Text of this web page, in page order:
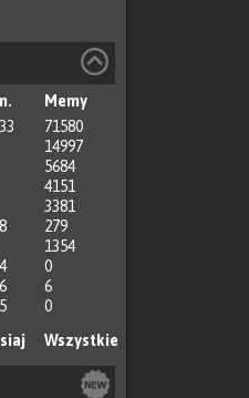
Memy
71580
14997
5684
4151
3381
279
1354
0
6
0
Wszystkie